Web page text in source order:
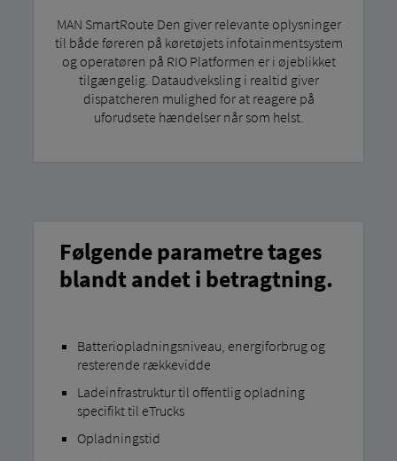
MAN SmartRoute Den giver relevante oplysninger
til både føreren på køretøjets infotainmentsystem
og operatøren på RIO Platformen er i øjeblikket
tilgængelig. Dataudveksling i realtid giver
dispatcheren mulighed for at reagere på
uforudsete hændelser når som helst.
Følgende parametre tages
blandt andet i betragtning.
Batteriopladningsniveau, energiforbrug og
resterende rækkevidde
Ladeinfrastruktur til offentlig opladning
specifikt til eTrucks
Opladningstid